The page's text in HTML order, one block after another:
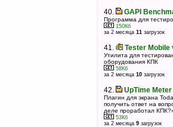
40. GAPI
Программа для
150Кб
за 2 месяца 11 загрузок
41. Tester Mobile
Утилита для
оборудования КПК
58Кб
за 2 месяца 10 загрузок
42. UpTime
Плагин для экрана
получить ответ на
деле проработал
53Кб
за 2 месяца 9 загрузок